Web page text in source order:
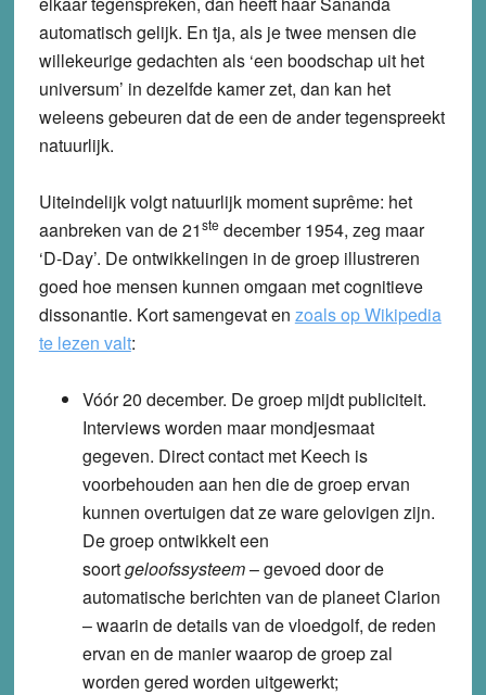
automatisch gelijk. En tja, als je twee mensen die
willekeurige gedachten als ‘een boodschap uit het
universum’ in dezelfde kamer zet, dan kan het
weleens gebeuren dat de een de ander tegenspreekt
natuurlijk.
Uiteindelijk volgt natuurlijk moment suprême: het
aanbreken van de 21ste december 1954, zeg maar
‘D-Day’. De ontwikkelingen in de groep illustreren
goed hoe mensen kunnen omgaan met cognitieve
dissonantie. Kort samengevat en zoals op Wikipedia
te lezen valt:
Vóór 20 december. De groep mijdt publiciteit.
Interviews worden maar mondjesmaat
gegeven. Direct contact met Keech is
voorbehouden aan hen die de groep ervan
kunnen overtuigen dat ze ware gelovigen zijn.
De groep ontwikkelt een
soortgeloofssysteem– gevoed door de
automatische berichten van de planeet Clarion
– waarin de details van de vloedgolf, de reden
ervan en de manier waarop de groep zal
worden gered worden uitgewerkt;